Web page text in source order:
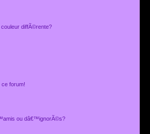
diffÃ©rente?
forum!
ou dâ€™ignorÃ©s?